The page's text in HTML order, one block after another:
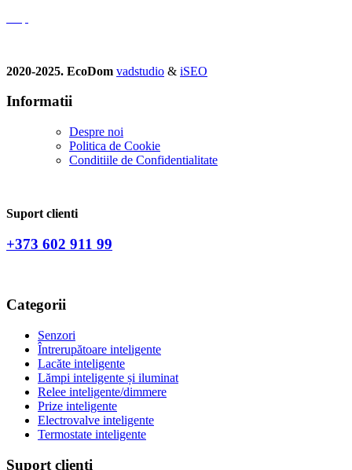
2020-2025. EcoDom vadstudio & iSEO
Informatii
Despre noi
Politica de Сookie
Conditiile de Confidentialitate
Suport clienti
+373 602 911 99
Categorii
Senzori
Întrerupătoare inteligente
Lacăte inteligente
Lămpi inteligente și iluminat
Relee inteligente/dimmere
Prize inteligente
Electrovalve inteligente
Termostate inteligente
Suport clienti